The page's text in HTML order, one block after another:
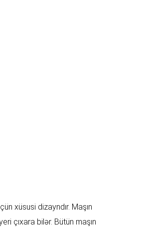
xüsusi dizayndır. Maşın
çıxara bilər. Bütün maşın